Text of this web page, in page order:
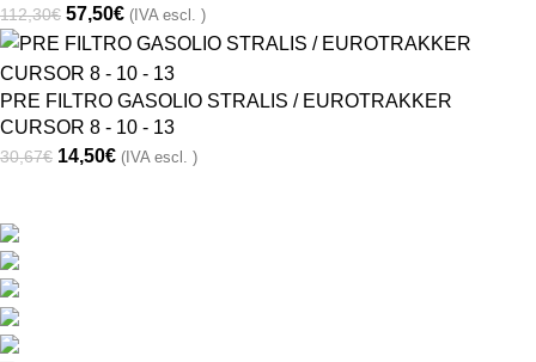
112,30€ 57,50€ (IVA escl. )
PRE FILTRO GASOLIO STRALIS / EUROTRAKKER
CURSOR 8 - 10 - 13
30,67€ 14,50€ (IVA escl. )